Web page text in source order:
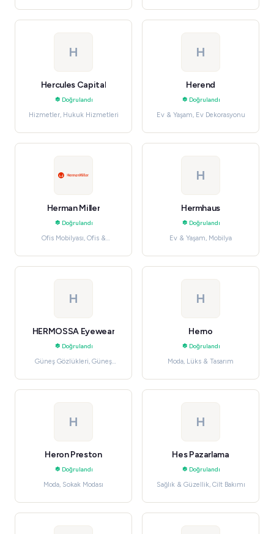
H
Hercules Capital
Doğrulandı
Hizmetler, Hukuk Hizmetleri
H
Herend
Doğrulandı
Ev & Yaşam, Ev Dekorasyonu
Herman Miller
Doğrulandı
Ofis Mobilyası, Ofis &
H
Hermhaus
Doğrulandı
Ev & Yaşam, Mobilya
H
HERMOSSA Eyewear
Doğrulandı
Güneş Gözlükleri, Güneş
H
Herno
Doğrulandı
Moda, Lüks & Tasarım
H
Heron Preston
Doğrulandı
Moda, Sokak Modası
H
Hes Pazarlama
Doğrulandı
Sağlık & Güzellik, Cilt Bakımı